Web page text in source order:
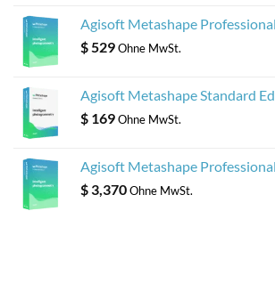
Agisoft Metashape
$ 529Ohne MwSt.
Agisoft Metashape Standard
$ 169Ohne MwSt.
Agisoft Metashape
$ 3,370Ohne MwSt.